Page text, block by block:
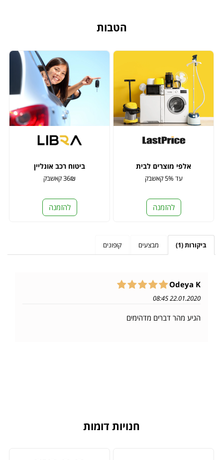
הטבות
אלפי מוצרים לבית
עד 5% קאשבק
להזמנה
ביטוח רכב אונליין
36₪ קאשבק
להזמנה
ביקורות (1) מבצעים קופונים
Odeya K
22.01.2020 08:45
הגיע מהר דברים מדהימים
חנויות דומות